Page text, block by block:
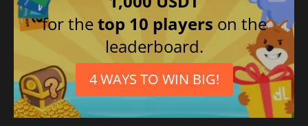
for thetop 10 players on the
leaderboard.
4 WAYS TO WIN BIG!